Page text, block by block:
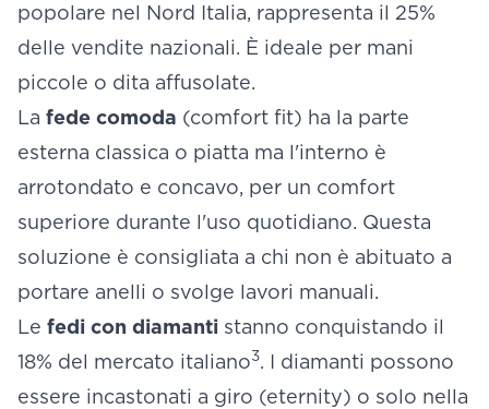
popolare nel Nord Italia, rappresenta il 25%
delle vendite nazionali. È ideale per mani
piccole o dita affusolate.
La fede comoda (comfort fit) ha la parte
esterna classica o piatta ma l'interno è
arrotondato e concavo, per un comfort
superiore durante l'uso quotidiano. Questa
soluzione è consigliata a chi non è abituato a
portare anelli o svolge lavori manuali.
Le fedi con diamanti stanno conquistando il
18% del mercato italiano3. I diamanti possono
essere incastonati a giro (eternity) o solo nella